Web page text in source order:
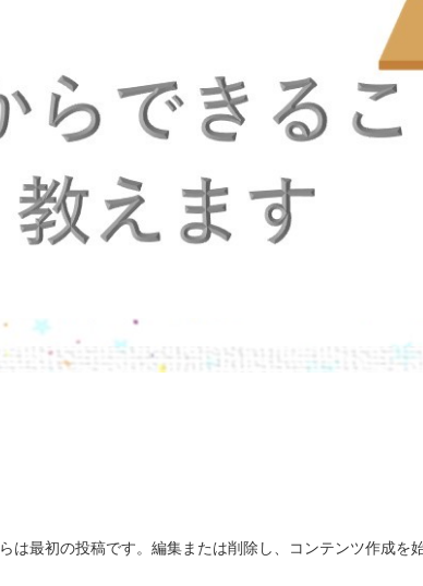
は最初の投稿です。編集または削除し、コンテンツ作成を